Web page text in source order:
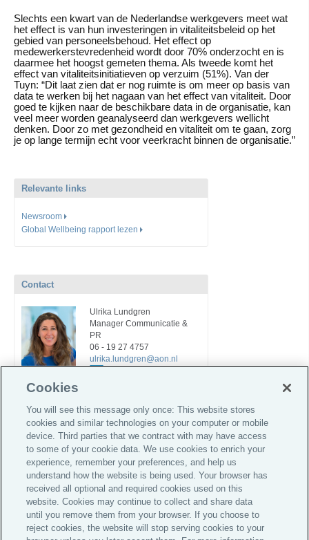
Slechts een kwart van de Nederlandse werkgevers meet wat
het effect is van hun investeringen in vitaliteitsbeleid op het
gebied van personeelsbehoud. Het effect op
medewerkerstevredenheid wordt door 70% onderzocht en is
daarmee het hoogst gemeten thema. Als tweede komt het
effect van vitaliteitsinitiatieven op verzuim (51%). Van der
Tuyn: “Dit laat zien dat er nog ruimte is om meer op basis van
data te werken bij het nagaan van het effect van vitaliteit. Door
goed te kijken naar de beschikbare data in de organisatie, kan
veel meer worden geanalyseerd dan werkgevers wellicht
denken. Door zo met gezondheid en vitaliteit om te gaan, zorg
je op lange termijn echt voor veerkracht binnen de organisatie.”
Relevante links
Newsroom
Global Wellbeing rapport lezen
Contact
Ulrika Lundgren
Manager Communicatie &
PR
06 - 19 27 4757
ulrika.lundgren@aon.nl
Global Home
Informatie voor investeerders
Privacy Statement
Cookies
You will see this message only once: This website stores
cookies and similar technologies on your computer or mobile
device. Third parties that we contract with may have access
to some of your cookie data. We use cookies to enrich your
experience, remember your preferences, and help us
understand how the website is being used. Your browser has
received all optional and required cookies used on this
website. Cookies may continue to collect and share data
until you remove them from your browser. If you choose to
reject cookies, the website will stop serving cookies to your